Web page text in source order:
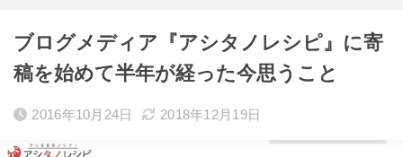
ブログメディア『アシタノレシピ』に寄
稿を始めて半年が経った今思うこと
2016年10月24日 2018年12月19日